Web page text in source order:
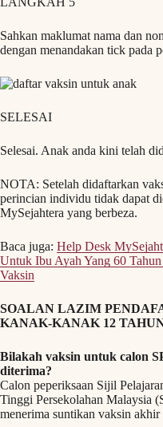
Sahkan maklumat nama dan
dengan menandakan tick pada
SELESAI
Selesai. Anak anda kini telah
NOTA: Setelah didaftarkan
perincian individu tidak dapat
MySejahtera yang berbeza.
Baca juga: Help Desk
Untuk Ibu Ayah Yang 60
Vaksin
SOALAN LAZIM
KANAK-KANAK 12
Bilakah vaksin untuk calon
diterima?
Calon peperiksaan Sijil
Tinggi Persekolahan Malaysia
menerima suntikan vaksin akhir